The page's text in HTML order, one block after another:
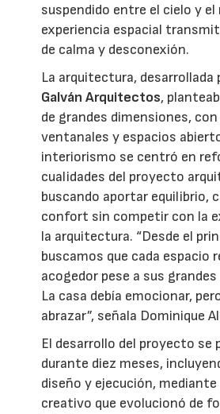
suspendido entre el cielo y el
experiencia espacial
de calma y desconexión.
La arquitectura, desarrollada
Galván Arquitectos,
de grandes dimensiones,
ventanales y espacios
interiorismo se centró en
cualidades del proyecto
buscando aportar equilibrio,
confort sin competir con la
la arquitectura. “Desde el
buscamos que cada espacio
acogedor pese a sus
La casa debía emocionar,
abrazar”, señala Dominique
El desarrollo del proyecto se
durante diez meses,
diseño y ejecución,
creativo que evolucionó de